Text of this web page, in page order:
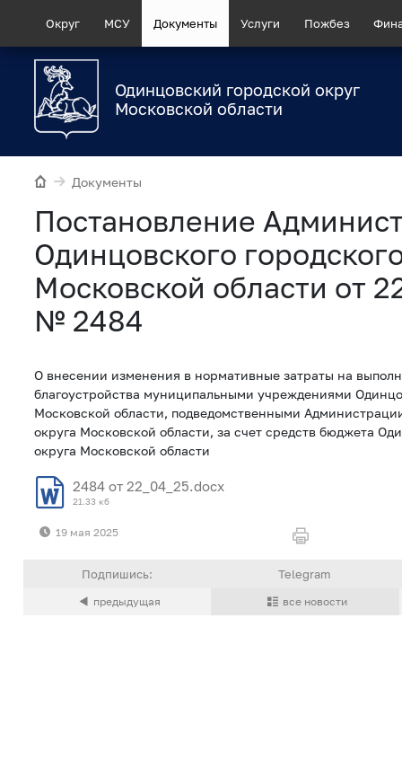
Округ МСУ Документы Услуги Пожбез
Одинцовский городской округ
Московской области
Документы
Постановление
Одинцовского
Московской области от
№ 2484
О внесении изменения в нормативные затраты на
благоустройства муниципальными учреждениями
Московской области, подведомственными
округа Московской области, за счет средств бюджета
округа Московской области
2484 от 22_04_25.docx
21.33 кб
19 мая 2025